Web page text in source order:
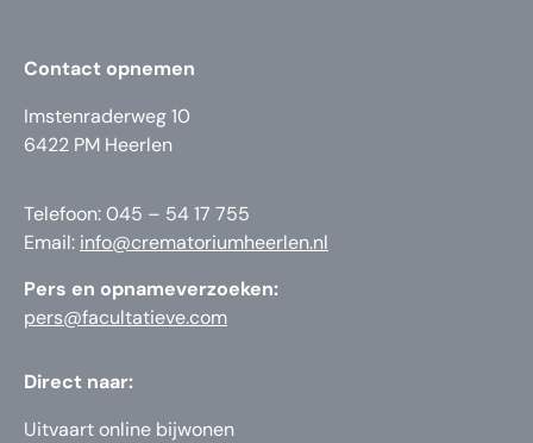
Contact opnemen
Imstenraderweg 10
6422 PM Heerlen
Telefoon: 045 – 54 17 755
Email: info@crematoriumheerlen.nl
Pers en opnameverzoeken:
pers@facultatieve.com
Direct naar:
Uitvaart online bijwonen